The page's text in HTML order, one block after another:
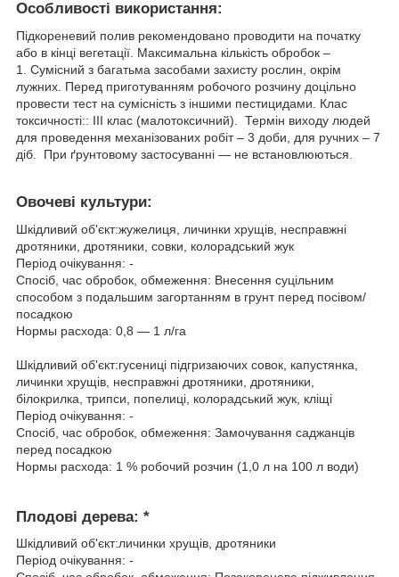
Особливості використання:
Підкореневий полив рекомендовано проводити на початку
або в кінці вегетації. Максимальна кількість обробок –
1. Сумісний з багатьма засобами захисту рослин, окрім
лужних. Перед приготуванням робочого розчину доцільно
провести тест на сумісність з іншими пестицидами. Клас
токсичності:: ІІІ клас (малотоксичний). Термін виходу людей
для проведення механізованих робіт – 3 доби, для ручних – 7
діб. При ґрунтовому застосуванні — не встановлюються.
Овочеві культури:
Шкiдливий об'єкт:жужелиця, личинки хрущів, несправжні
дротяники, дротяники, совки, колорадський жук
Період очікування: -
Спосіб, час обробок, обмеження: Внесення суцільним
способом з подальшим загортанням в грунт перед посівом/
посадкою
Нормы расхода: 0,8 — 1 л/га
Шкiдливий об'єкт:гусениці підгризаючих совок, капустянка,
личинки хрущів, несправжні дротяники, дротяники,
білокрилка, трипси, попелиці, колорадський жук, кліщі
Період очікування: -
Спосіб, час обробок, обмеження: Замочування саджанців
перед посадкою
Нормы расхода: 1 % робочий розчин (1,0 л на 100 л води)
Плодові дерева: *
Шкiдливий об'єкт:личинки хрущів, дротяники
Період очікування: -